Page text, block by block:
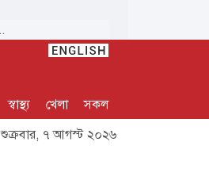
স্বাস্থ্য খেলা
সকল
শুক্রবার, ৭ আগস্ট ২০২৬